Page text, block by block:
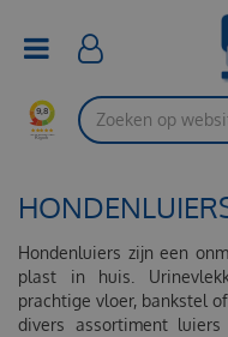
Hondenluiers zijn een
plast in huis.
prachtige vloer, bankstel
divers assortiment